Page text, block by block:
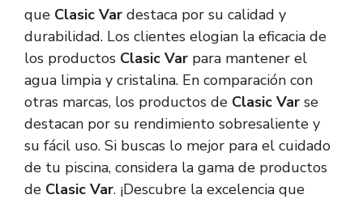
que Clasic Var destaca por su calidad y
durabilidad. Los clientes elogian la eficacia de
los productos Clasic Var para mantener el
agua limpia y cristalina. En comparación con
otras marcas, los productos de Clasic Var se
destacan por su rendimiento sobresaliente y
su fácil uso. Si buscas lo mejor para el cuidado
de tu piscina, considera la gama de productos
de Clasic Var. ¡Descubre la excelencia que